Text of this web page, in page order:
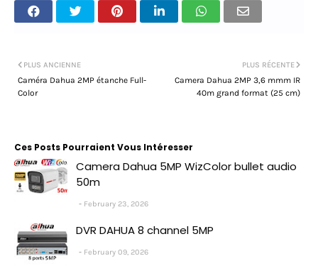
PLUS RÉCENTE
Camera Dahua 2MP 3,6 mmm IR
40m grand format (25 cm)
PLUS ANCIENNE
Caméra Dahua 2MP étanche Full-
Color
Ces Posts Pourraient Vous Intéresser
Camera Dahua 5MP WizColor bullet audio
50m
February 23, 2026
DVR DAHUA 8 channel 5MP
February 09, 2026